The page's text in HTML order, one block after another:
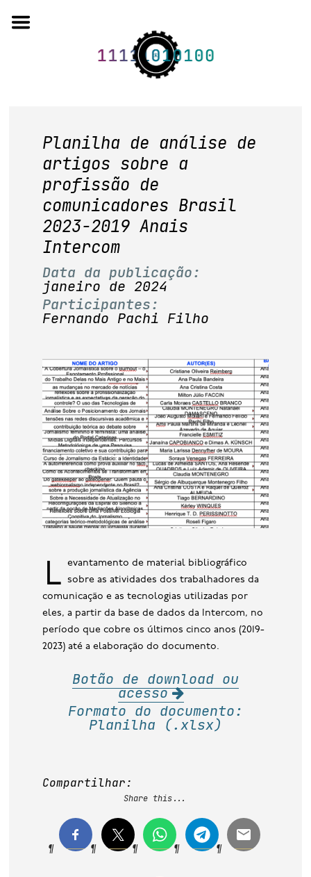
to
quem somos
artigos em periódicos
anais de eventos
capítulos de livros
editorial
base de dados
Planilha de análise de
artigos sobre a
profissão de
comunicadores Brasil
2023-2019 Anais
Intercom
Data da publicação:
janeiro de 2024
Participantes:
Fernando Pachi Filho
Levantamento de material bibliográfico
sobre as atividades dos trabalhadores da
comunicação e as tecnologias utilizadas por
eles, a partir da base de dados da Intercom, no
período que cobre os últimos cinco anos (2019-
2023) até a elaboração do documento.
Botão de download ou
acesso
Formato do documento:
Planilha (.xlsx)
Compartilhar:
Share this...